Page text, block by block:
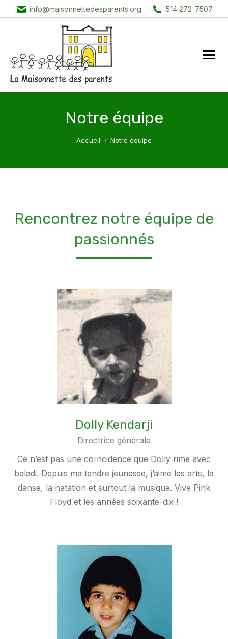
info@maisonnettedesparents.org 514 272-7507
Notre équipe
Vous êtes ici :
Accueil Notre équipe
Rencontrez notre équipe de
passionnés
Dolly Kendarji
Directrice générale
Ce n’est pas une coïncidence que Dolly rime avec
baladi. Depuis ma tendre jeunesse, j’aime les arts, la
danse, la natation et surtout la musique. Vive Pink
Floyd et les années soixante-dix !